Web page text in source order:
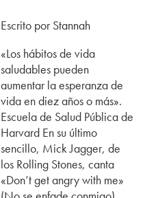
Escrito por Stannah
«Los hábitos de vida
saludables pueden
aumentar la esperanza de
vida en diez años o más».
Escuela de Salud Pública de
Harvard En su último
sencillo, Mick Jagger, de
los Rolling Stones, canta
«Don’t get angry with me»